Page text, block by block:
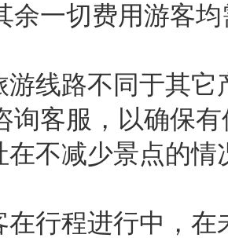
余一切费用游客
游线路不同于其
询客服，以确保
在不减少景点的
在行程进行中，